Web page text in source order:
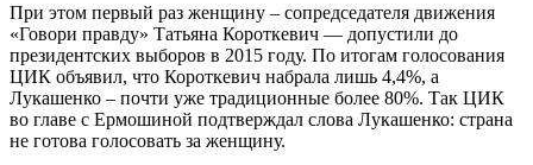
При этом первый раз женщину – сопредседателя движения
«Говори правду» Татьяна Короткевич — допустили до
президентских выборов в 2015 году. По итогам голосования
ЦИК объявил, что Короткевич набрала лишь 4,4%, а
Лукашенко – почти уже традиционные более 80%. Так ЦИК
во главе с Ермошиной подтверждал слова Лукашенко: страна
не готова голосовать за женщину.